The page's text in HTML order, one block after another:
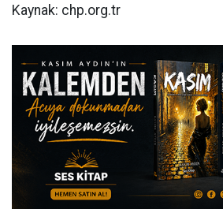
Kaynak: chp.org.tr